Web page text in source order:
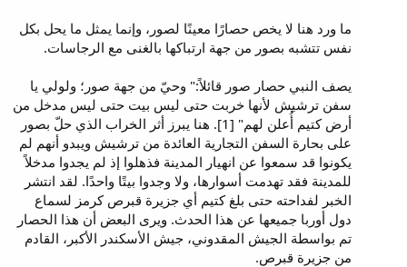
ما ورد هنا لا يخص حصارًا معينًا لصور، وإنما يمثل ما يحل بكل
نفس تتشبه بصور من جهة ارتباكها بالغنى مع الرجاسات.
يصف النبي حصار صور قائلاً:" وحيّ من جهة صور؛ ولولي يا
سفن ترشيش لأنها خربت حتى ليس بيت حتى ليس مدخل من
أرض كتيم أُعلن لهم" [1]. هنا يبرز أثر الخراب الذي حلّ بصور
على بحارة السفن التجارية العائدة من ترشيش ويبدو أنهم لم
يكونوا قد سمعوا عن انهيار المدينة فذهلوا إذ لم يجدوا مدخلاً
للمدينة فقد تهدمت أسوارها، ولا وجدوا بيتًا واحدًا. لقد انتشر
الخبر لفداحته حتى بلغ كتيم أي جزيرة قبرص كرمز لسماع
دول أوربا جميعها عن هذا الحدث. ويرى البعض أن هذا الحصار
تم بواسطة الجيش المقدوني، جيش الأسكندر الأكبر، القادم
من جزيرة قبرص.